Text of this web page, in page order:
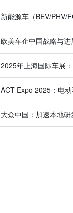
新能源车（BEV/PHV/
欧美车企中国战略与进
2025年上海国际车展
ACT Expo 2025：电
大众中国：加速本地